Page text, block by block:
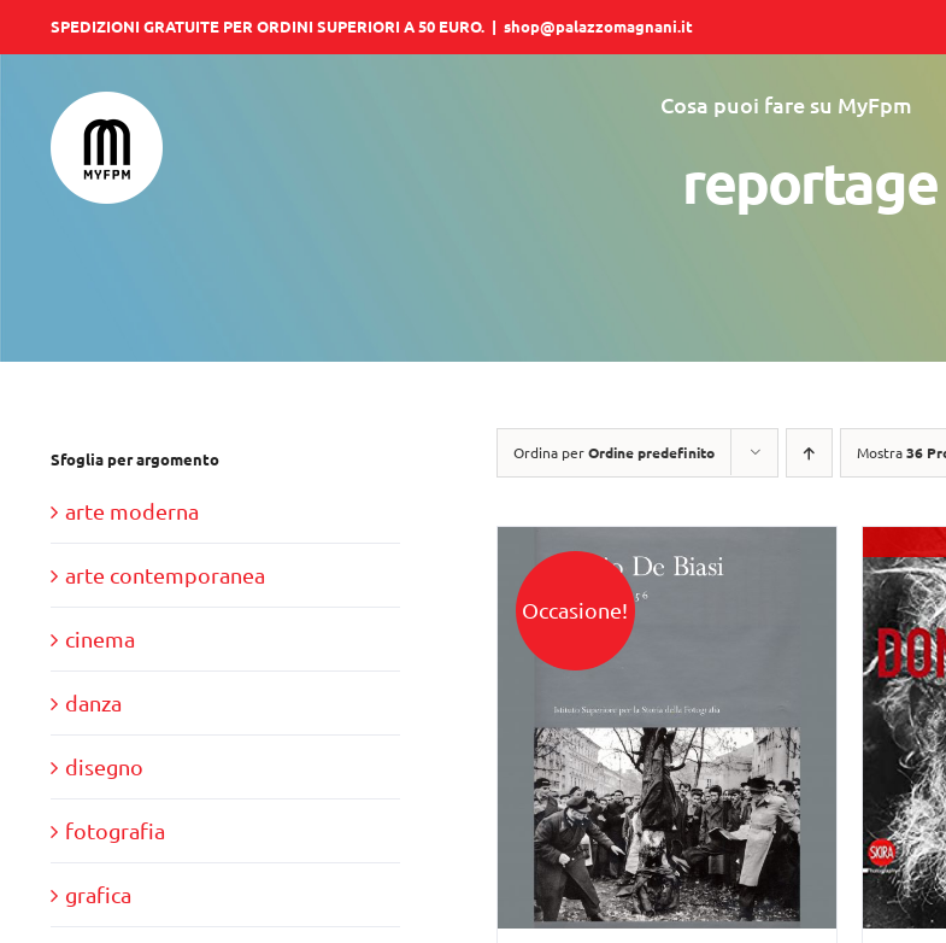
al
contenuto
SPEDIZIONI GRATUITE PER ORDINI SUPERIORI A 50 EURO. | shop@palazzomagnani.it
Cosa puoi fare su MyFpm
reportage
Ordina perOrdine predefinito Mostra36
Occasione!
Sfoglia per argomento
arte moderna
arte contemporanea
cinema
danza
disegno
fotografia
grafica